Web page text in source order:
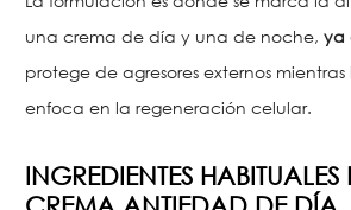
una crema de día y una de noche, ya
protege de agresores externos
enfoca en la regeneración celular.
INGREDIENTES